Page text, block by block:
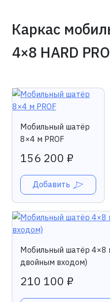
Каркас
4×8 HARD
Мобильный шатёр
8×4 м PROF
156 200 ₽
Добавить
Мобильный шатёр 4×8
двойным входом)
210 100 ₽